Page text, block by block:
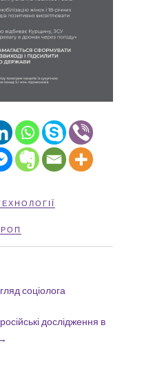
соціолога
дослідження в